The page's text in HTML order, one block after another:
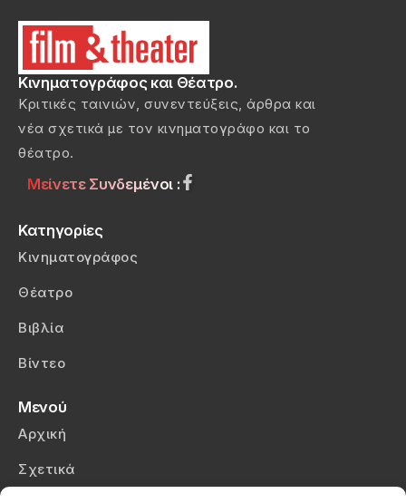
Κινηματογράφος και Θέατρο.
Κριτικές ταινιών, συνεντεύξεις, άρθρα και
νέα σχετικά με τον κινηματογράφο και το
θέατρο.
Μείνετε Συνδεμένοι :
Κατηγορίες
Κινηματογράφος
Θέατρο
Βιβλία
Βίντεο
Μενού
Αρχική
Σχετικά